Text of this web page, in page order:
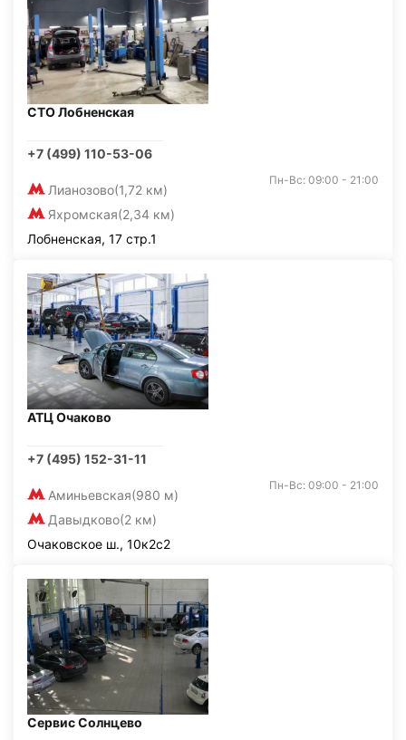
СТО Лобненская
+7 (499) 110-53-06
Лианозово(1,72 км)
Яхромская(2,34 км)
Пн-Вс: 09:00 - 21:00
Лобненская, 17 стр.1
АТЦ Очаково
+7 (495) 152-31-11
Аминьевская(980 м)
Давыдково(2 км)
Пн-Вс: 09:00 - 21:00
Очаковское ш., 10к2с2
Сервис Солнцево